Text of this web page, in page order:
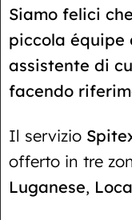
Siamo felici
piccola équipe
assistente di
facendo
Il servizio
offerto in tre
Luganese,